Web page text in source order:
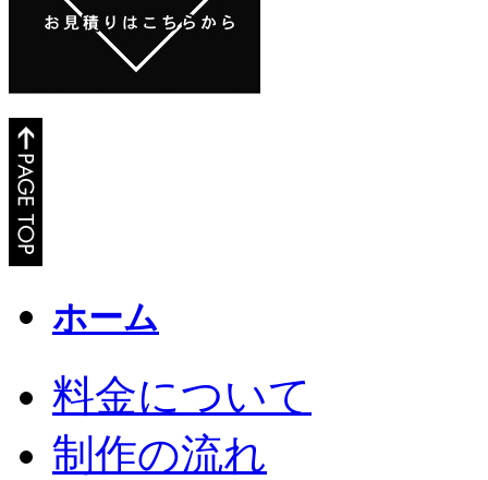
ホーム
料金について
制作の流れ